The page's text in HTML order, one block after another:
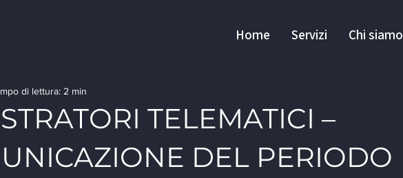
Home Servizi Chi siamo
TELEMATICI –
DEL PERIODO
di lettura: 2 min